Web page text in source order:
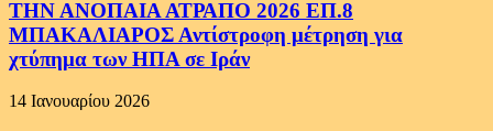
ΤΗΝ ΑΝΟΠΑΙΑ ΑΤΡΑΠΟ 2026 ΕΠ.8
ΜΠΑΚΑΛΙΑΡΟΣ Αντίστροφη μέτρηση για
χτύπημα των ΗΠΑ σε Ιράν
14 Ιανουαρίου 2026